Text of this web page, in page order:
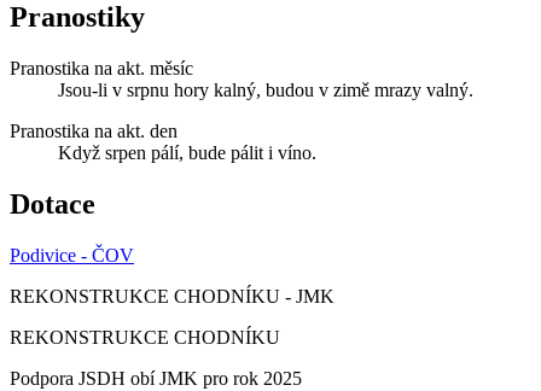
Pranostiky
Pranostika na akt. měsíc
Jsou-li v srpnu hory kalný, budou v zimě mrazy valný.
Pranostika na akt. den
Když srpen pálí, bude pálit i víno.
Dotace
Podivice - ČOV
REKONSTRUKCE CHODNÍKU - JMK
REKONSTRUKCE CHODNÍKU
Podpora JSDH obí JMK pro rok 2025